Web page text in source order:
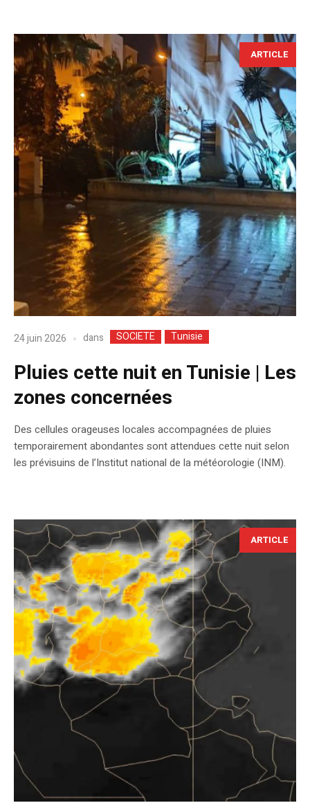
ARTICLE
24 juin 2026 dans SOCIETE Tunisie
Pluies cette nuit en Tunisie | Les
zones concernées
Des cellules orageuses locales accompagnées de pluies
temporairement abondantes sont attendues cette nuit selon
les prévisuins de l’Institut national de la météorologie (INM).
ARTICLE